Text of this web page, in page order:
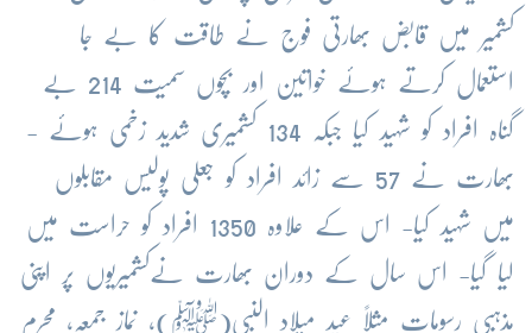
کشمیر میں قابض بھارتی فوج نے طاقت کا بے جا
استعمال کرتے ہوئے خواتین اور بچوں سمیت 214 بے
گناہ افراد کو شہید کیا جبکہ 134 کشمیری شدید زخمی ہوئے -
بھارت نے 57 سے زائد افراد کو جعلی پولیس مقابلوں
میں شہید کیا- اس کے علاوہ 1350 افراد کو حراست میں
لیا گیا- اس سال کے دوران بھارت نےکشمیریوں پر اپنی
مذہبی رسومات مثلاً عید میلاد النبی(ﷺ)، نماز جمعہ، محرم